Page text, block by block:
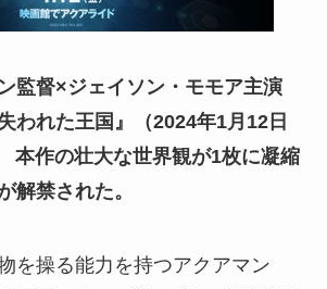
監督×ジェイソン・モモア主演
われた王国』（2024年1月12日
本作の壮大な世界観が1枚に凝縮
解禁された。
を操る能力を持つアクアマン